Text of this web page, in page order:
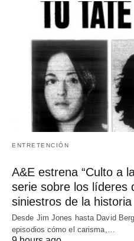
ENTRETENCIÓN
A&E estrena “Culto a
serie sobre los líderes
siniestros de la historia
Desde Jim Jones hasta David
episodios cómo el carisma,…